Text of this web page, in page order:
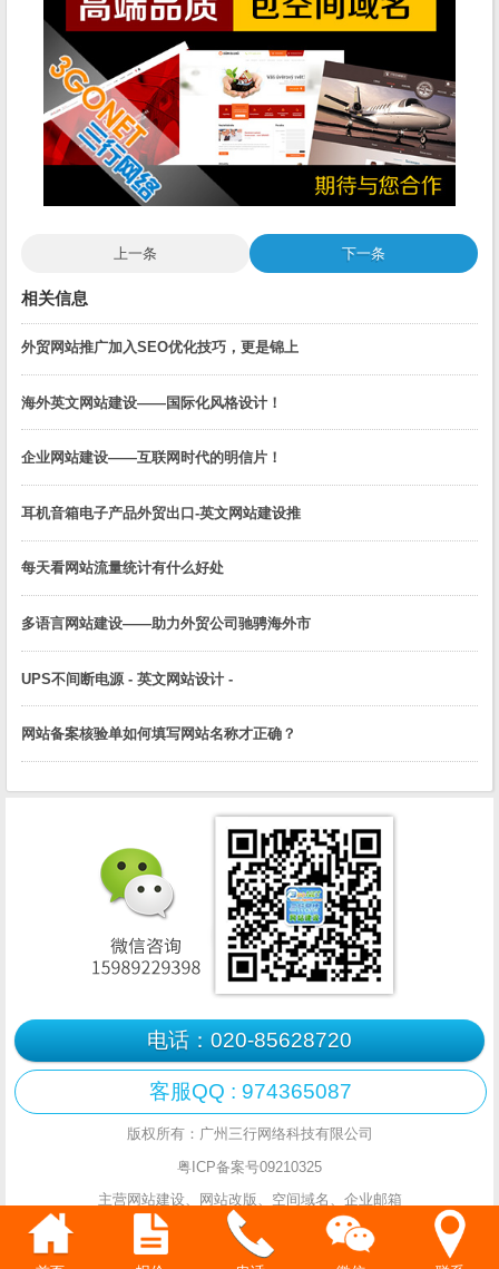
上一条 下一条
相关信息
外贸网站推广加入SEO优化技巧，更是锦上
海外英文网站建设——国际化风格设计！
企业网站建设——互联网时代的明信片！
耳机音箱电子产品外贸出口-英文网站建设推
每天看网站流量统计有什么好处
多语言网站建设——助力外贸公司驰骋海外市
UPS不间断电源 - 英文网站设计 -
网站备案核验单如何填写网站名称才正确？
电话：020-85628720
客服QQ : 974365087
版权所有：广州三行网络科技有限公司
粤ICP备案号09210325
主营网站建设、网站改版、空间域名、企业邮箱